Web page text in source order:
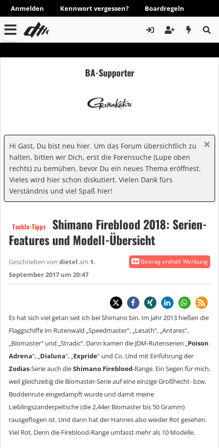
Anmelden Kennwort vergessen? Boardregeln
BA-Supporter
Hi Gast, Du bist neu hier. Um das Forum übersichtlich zu
halten, bitten wir Dich, erst die Forensuche (Lupe oben
rechts) zu bemühen, bevor Du ein neues Thema eröffnest.
Vieles wird hier schon diskutiert. Vielen Dank fürs
Verständnis und viel Spaß hier!
Tackle-Tipps
Shimano Fireblood 2018: Serien-
Features und Modell-Übersicht
Beitrag enthält Werbung
Geschrieben von dietel am 1.
September 2017 um 20:47
Es hat sich viel getan seit ich bei Shimano bin. Im Jahr 2013 hießen die
Flaggschiffe im Rutenwald „Speedmaster“, „Lesath“, „Antares“,
„Biomaster“ und „Stradic“. Dann kamen die JDM-Rutenserien „Poison
Adrena“, „Dialuna“, „Expride“ und Co. Und mit Einführung der
Zodias-Serie auch dieShimano Fireblood-Range. Ein Segen für mich,
weil gleichzeitig die Biomaster-Serie auf eine einzige Großhecht- bzw.
Boddenrute eingedampft wurde und damit meine
Lieblingszanderpeitsche (die 2,44er Biomaster bis 50 Gramm)
rausgeflogen ist. Und dann hat der Hannes also wieder Rot gesehen.
Viel Rot. Denn die Fireblood-Range umfasst mehr als 10 Modelle.